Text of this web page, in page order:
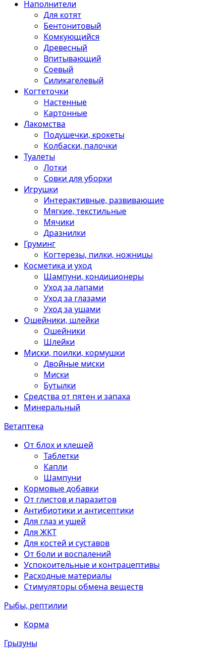
Наполнители
Для котят
Бентонитовый
Комкующийся
Древесный
Впитывающий
Соевый
Силикагелевый
Когтеточки
Настенные
Картонные
Лакомства
Подушечки, крокеты
Колбаски, палочки
Туалеты
Лотки
Совки для уборки
Игрушки
Интерактивные, развивающие
Мягкие, текстильные
Мячики
Дразнилки
Груминг
Когтерезы, пилки, ножницы
Косметика и уход
Шампуни, кондиционеры
Уход за лапами
Уход за глазами
Уход за ушами
Ошейники, шлейки
Ошейники
Шлейки
Миски, поилки, кормушки
Двойные миски
Миски
Бутылки
Средства от пятен и запаха
Минеральный
Ветаптека
От блох и клещей
Таблетки
Капли
Шампуни
Кормовые добавки
От глистов и паразитов
Антибиотики и антисептики
Для глаз и ушей
Для ЖКТ
Для костей и суставов
От боли и воспалений
Успокоительные и контрацептивы
Расходные материалы
Стимуляторы обмена веществ
Рыбы, рептилии
Корма
Грызуны